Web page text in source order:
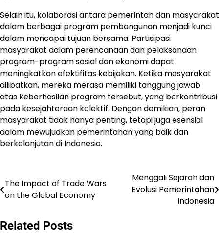
Selain itu, kolaborasi antara pemerintah dan masyarakat
dalam berbagai program pembangunan menjadi kunci
dalam mencapai tujuan bersama. Partisipasi
masyarakat dalam perencanaan dan pelaksanaan
program-program sosial dan ekonomi dapat
meningkatkan efektifitas kebijakan. Ketika masyarakat
dilibatkan, mereka merasa memiliki tanggung jawab
atas keberhasilan program tersebut, yang berkontribusi
pada kesejahteraan kolektif. Dengan demikian, peran
masyarakat tidak hanya penting, tetapi juga esensial
dalam mewujudkan pemerintahan yang baik dan
berkelanjutan di Indonesia.
Post
navigation
The Impact of Trade Wars
on the Global Economy
Menggali Sejarah dan
Evolusi Pemerintahan
Indonesia
Related Posts